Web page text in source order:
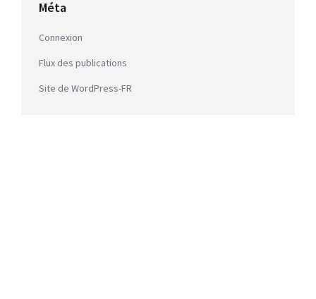
Méta
Connexion
Flux des publications
Site de WordPress-FR